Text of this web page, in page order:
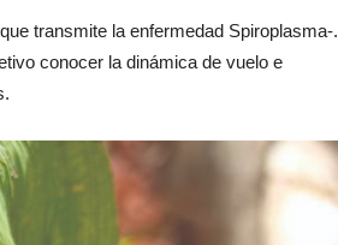
transmite la enfermedad Spiroplasma-.
conocer la dinámica de vuelo e